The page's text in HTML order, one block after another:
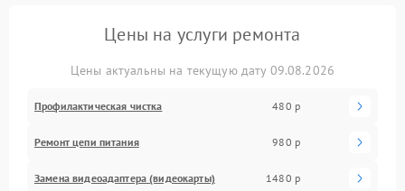
Цены на услуги ремонта
Цены актуальны на текущую дату 09.08.2026
Профилактическая чистка 480 р
Ремонт цепи питания 980 р
Замена видеоадаптера (видеокарты) 1480 р